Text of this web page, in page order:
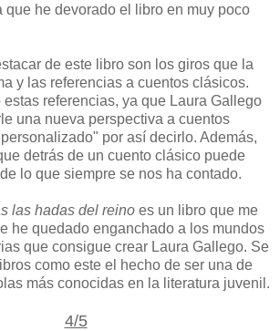
que he devorado el libro en muy poco
de este libro son los giros que la
y las referencias a cuentos clásicos.
estas referencias, ya que Laura Gallego
una nueva perspectiva a cuentos
por así decirlo. Además,
detrás de un cuento clásico puede
lo que siempre se nos ha contado.
las hadas del reino es un libro que me
he quedado enganchado a los mundos
que consigue crear Laura Gallego. Se
como este el hecho de ser una de
más conocidas en la literatura juvenil.
4/5